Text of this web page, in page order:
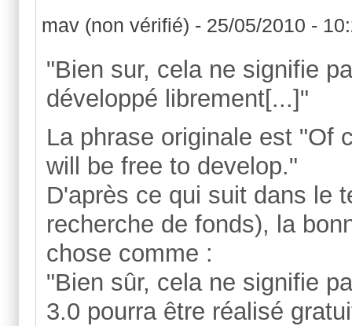
mav (non vérifié) - 25/05/2010 -
"Bien sur, cela ne signifie
développé librement[...]"
La phrase originale est "Of
will be free to develop."
D'après ce qui suit dans le
recherche de fonds), la
chose comme :
"Bien sûr, cela ne signifie
3.0 pourra être réalisé